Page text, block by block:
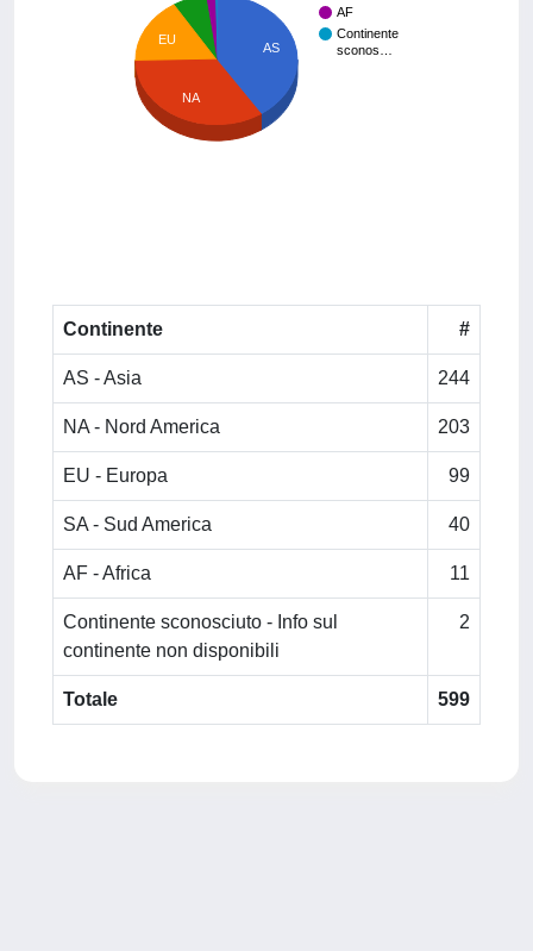
AF
Continente
sconos…
AS
EU
NA
Continente #
AS - Asia 244
NA - Nord America 203
EU - Europa 99
SA - Sud America 40
AF - Africa 11
Continente sconosciuto - Info sul
continente non disponibili
2
Totale 599